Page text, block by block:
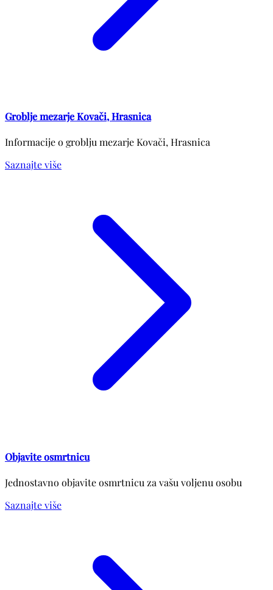
Groblje mezarje Kovači, Hrasnica
Informacije o groblju mezarje Kovači, Hrasnica
Saznajte više
Objavite osmrtnicu
Jednostavno objavite osmrtnicu za vašu voljenu osobu
Saznajte više